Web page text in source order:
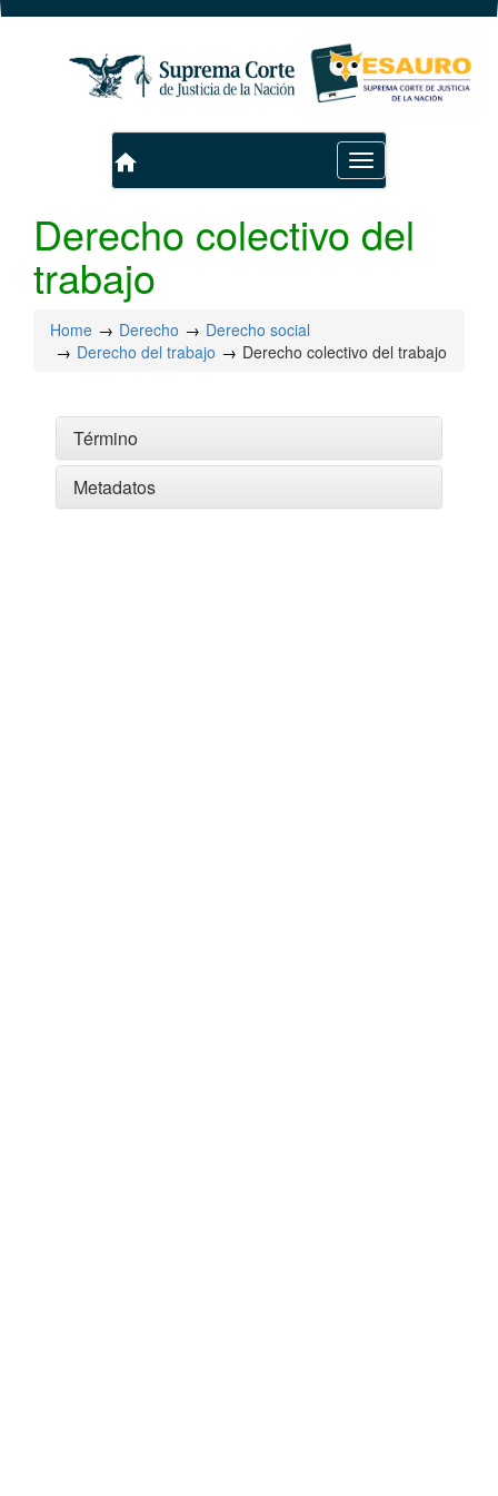
Toggle
navigation
home
Derecho colectivo del
trabajo
Home Derecho
Derecho social
Derecho del trabajo
Derecho colectivo del trabajo
Término
Metadatos